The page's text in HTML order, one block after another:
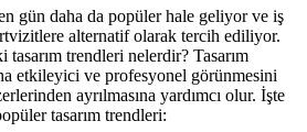
gün daha da popüler hale geliyor ve iş
alternatif olarak tercih ediliyor.
trendleri nelerdir? Tasarım
etkileyici ve profesyonel görünmesini
ayrılmasına yardımcı olur. İşte
tasarım trendleri: